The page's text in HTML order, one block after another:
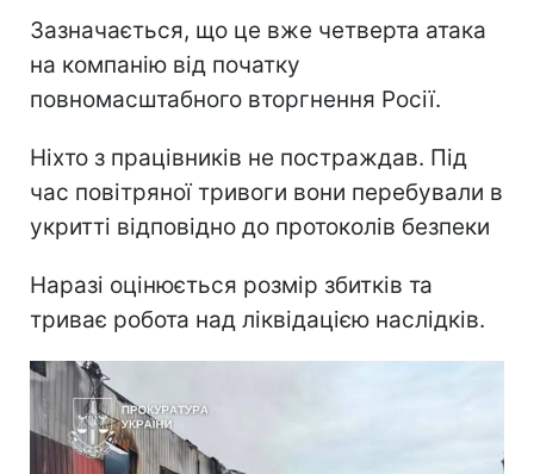
Зазначається, що це вже четверта атака
на компанію від початку
повномасштабного вторгнення Росії.
Ніхто з працівників не постраждав. Під
час повітряної тривоги вони перебували в
укритті відповідно до протоколів безпеки
Наразі оцінюється розмір збитків та
триває робота над ліквідацією наслідків.